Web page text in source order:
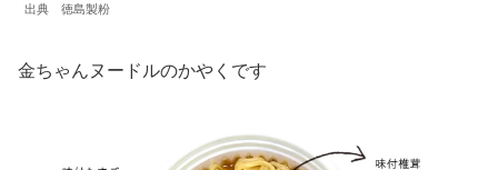
出典 徳島製粉
金ちゃんヌードルのかやくです